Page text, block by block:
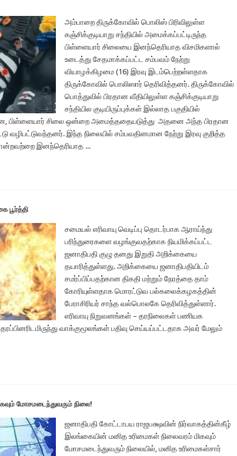
அம்பாறை திருக்கோவில் பொலிஸ் பிரிவிலுள்ள
கஞ்சிக்குடியாறு சந்தியில் அமைக்கப்பட்டிருந்த
பிள்ளையார் சிலையை இனந்தெரியாத விசமிகளால்
உடைத்து சேதமாக்கப்பட்ட சம்பவம் நேற்று
வியாழக்கிழமை (16) இரவு இடம்பெற்றள்ளதாக
திருக்கோவில் பொலிஸார் தெரிவித்தனர். திருக்கோவில்
பொத்துவில் பிரதான வீதியிலுள்ள கஞ்சிக்குடியாறு
சந்தியில குடியிருப்புக்கள் இல்லாத பகுதியில்
பிள்ளையார் சிலை ஒன்றை அமைத்ததையடுத்து அதனை அந்த பிரதான
வழிபட்டுவந்தனர். இந்த நிலையில் சம்பவதினமான நேற்று இரவு குறித்த
இனந்தெரியாத ...
பூர்த்தி
சமையல் எரிவாயு வெடிப்பு தொடர்பாக ஆராய்ந்து
பரிந்துரைகளை வழங்குவதற்காக நியமிக்கப்பட்ட
ஜனாதிபதி குழு தனது இறுதி அறிக்கையை
தயாரித்துள்ளது. அறிக்கையை ஜனாதிபதியிடம்
சமர்ப்பிப்பதற்கான திகதி மற்றும் நேரத்தை தாம்
கோரியுள்ளதாக மொரட்டுவ பல்கலைக்கழகத்தின்
பேராசிரியர் சாந்த வல்பொலகே தெரிவித்துள்ளார்.
எரிவாயு நிறுவனங்கள் – தரநிலைகள் பணியக
வாக்குமூலங்கள் பதிவு செய்யப்பட்டதாக அவர் மேலும்
மோசமடைந்துவரும் நிலை!
ஜனாதிபதி கோட்டாபய ராஜபக்ஷவின் நிர்வாகத்தின்கீழ்
இலங்கையின் மனித உரிமைகள் நிலைவரம் மிகவும்
மோசமடைந்துவரும் நிலையில், மனித உரிமைகள்சார்